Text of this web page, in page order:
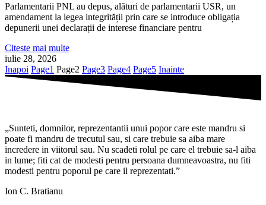
Parlamentarii PNL au depus, alături de parlamentarii USR, un
amendament la legea integrității prin care se introduce obligația
depunerii unei declarații de interese financiare pentru
Citeste mai multe
iulie 28, 2026
Inapoi Page1 Page2 Page3 Page4 Page5 Inainte
„Sunteti, domnilor, reprezentantii unui popor care este mandru si
poate fi mandru de trecutul sau, si care trebuie sa aiba mare
incredere in viitorul sau. Nu scadeti rolul pe care el trebuie sa-l aiba
in lume; fiti cat de modesti pentru persoana dumneavoastra, nu fiti
modesti pentru poporul pe care il reprezentati.”
Ion C. Bratianu